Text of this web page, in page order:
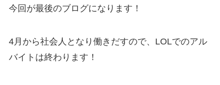
今回が最後のブログになります！
4月から社会人となり働きだすので、LOLでのアル
バイトは終わります！